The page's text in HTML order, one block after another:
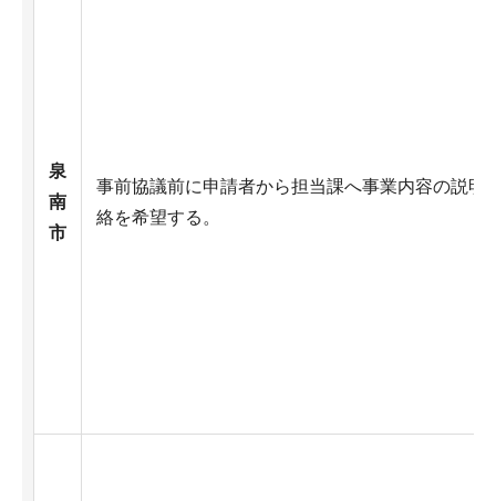
泉
南
市
事前協議前に申請者から担当課へ事業内容の説明
絡を希望する。